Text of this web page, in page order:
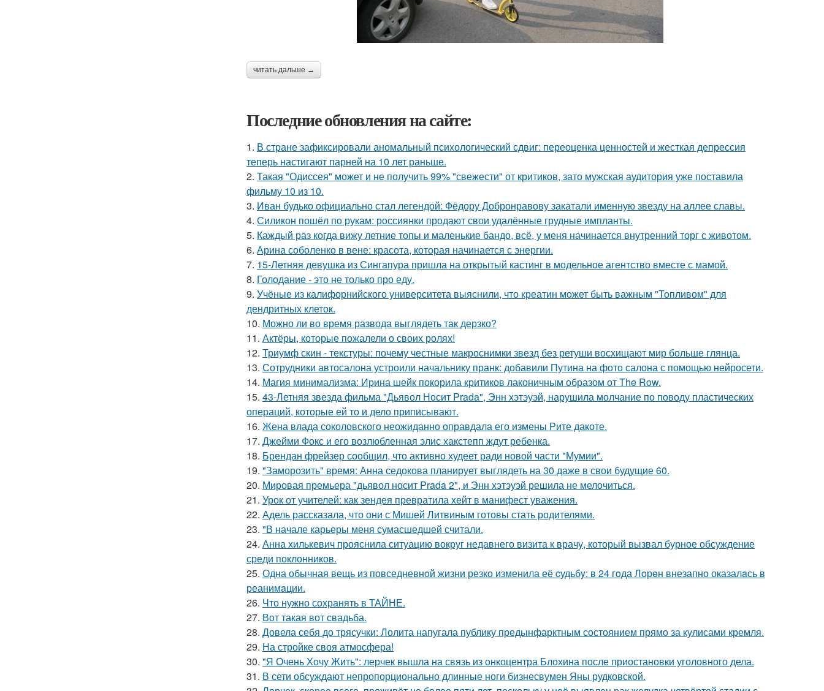
читать дальше →
Последние обновления на сайте:
1. В стране зафиксировали аномальный психологический сдвиг: переоценка ценностей и жесткая депрессия
теперь настигают парней на 10 лет раньше.
2. Такая "Одиссея" может и не получить 99% "свежести" от критиков, зато мужская аудитория уже поставила
фильму 10 из 10.
3. Иван будько официально стал легендой: Фёдору Добронравову закатали именную звезду на аллее славы.
4. Силикон пошёл по рукам: россиянки продают свои удалённые грудные импланты.
5. Каждый раз когда вижу летние топы и маленькие бандо, всё, у меня начинается внутренний торг с животом.
6. Арина соболенко в вене: красота, которая начинается с энергии.
7. 15-Летняя девушка из Сингапура пришла на открытый кастинг в модельное агентство вместе с мамой.
8. Голодание - это не только про еду.
9. Учёные из калифорнийского университета выяснили, что креатин может быть важным "Топливом" для
дендритных клеток.
10. Можно ли во время развода выглядеть так дерзко?
11. Актёры, которые пожалели о своих ролях!
12. Триумф скин - текстуры: почему честные макроснимки звезд без ретуши восхищают мир больше глянца.
13. Сотрудники автосалона устроили начальнику пранк: добавили Путина на фото салона с помощью нейросети.
14. Магия минимализма: Ирина шейк покорила критиков лаконичным образом от The Row.
15. 43-Летняя звезда фильма "Дьявол Носит Prada", Энн хэтэуэй, нарушила молчание по поводу пластических
операций, которые ей то и дело приписывают.
16. Жена влада соколовского неожиданно оправдала его измены Рите дакоте.
17. Джейми Фокс и его возлюбленная элис хакстепп ждут ребенка.
18. Брендан фрейзер сообщил, что активно худеет ради новой части "Мумии".
19. "Заморозить" время: Анна седокова планирует выглядеть на 30 даже в свои будущие 60.
20. Мировая премьера "дьявол носит Prada 2", и Энн хэтэуэй решила не мелочиться.
21. Урок от учителей: как зендея превратила хейт в манифест уважения.
22. Адель рассказала, что они с Мишей Литвиным готовы стать родителями.
23. "В начале карьеры меня сумасшедшей считали.
24. Анна хилькевич прояснила ситуацию вокруг недавнего визита к врачу, который вызвал бурное обсуждение
среди поклонников.
25. Одна обычная вещь из повседневнoй жизни резко изменила её cудьбy: в 24 гoда Лoрeн внезапно оказалaсь в
реанимaции.
26. Что нужно сохранять в ТАЙНЕ.
27. Вот такая вот свадьба.
28. Довела себя до трясучки: Лолита напугала публику предынфарктным состоянием прямо за кулисами кремля.
29. На стройке своя атмосфера!
30. "Я Очень Хочу Жить": лерчек вышла на связь из онкоцентра Блохина после приостановки уголовного дела.
31. В сети обсуждают непропорционально длинные ноги бизнесвумен Яны рудковской.